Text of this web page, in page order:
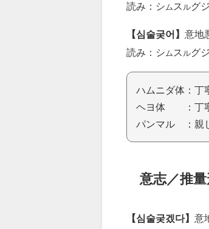
読み：シ ム ス ルグ
【심술궂어】 意地
読み：シ ム ス ルグ
ハムニダ体：丁
ヘヨ体 ：丁寧
パンマル ：親
意志／推
【심술궂겠다】 意